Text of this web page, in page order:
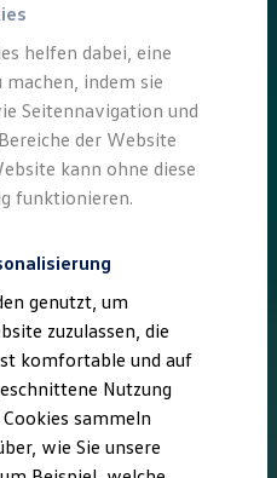
für Nutzfahrzeuge
helfen dabei, eine
indem sie
Seitennavigation und
der Website
kann ohne diese
funktionieren.
genutzt, um
zuzulassen, die
komfortable und auf
Nutzung
sammeln
wie Sie unsere